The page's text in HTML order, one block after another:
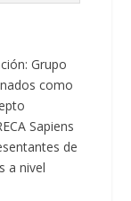
Grupo
como
Sapiens
de
a nivel